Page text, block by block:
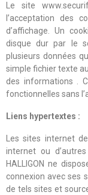
Le site
l’acceptation des
d’affichage. Un
disque dur par le
plusieurs données
simple fichier texte
des informations .
fonctionnelles sans
Liens hypertextes :
Les sites internet
internet ou
HALLIGON ne
connexion avec ses
de tels sites et